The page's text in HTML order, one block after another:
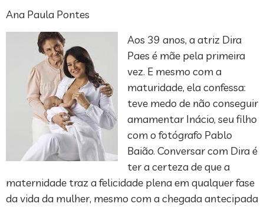
Ana Paula Pontes
Aos 39 anos, a atriz Dira
Paes é mãe pela primeira
vez. E mesmo com a
maturidade, ela confessa:
teve medo de não conseguir
amamentar Inácio, seu filho
com o fotógrafo Pablo
Baião. Conversar com Dira é
ter a certeza de que a
maternidade traz a felicidade plena em qualquer fase
da vida da mulher, mesmo com a chegada antecipada